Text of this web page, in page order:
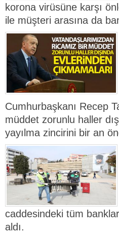
korona virüsüne karşı
ile müşteri arasına da
Cumhurbaşkanı Recep
müddet zorunlu haller
yayılma zincirini bir an
caddesindeki tüm
aldı.